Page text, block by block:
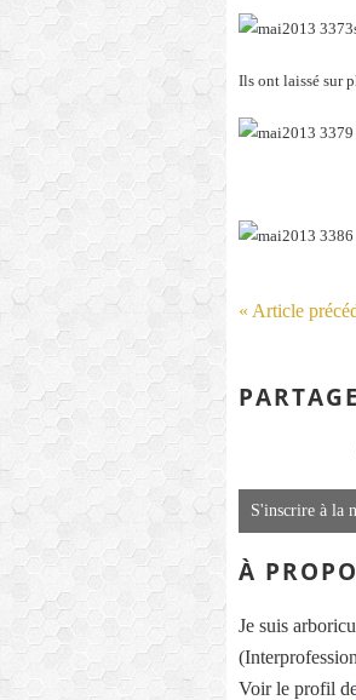
Ils ont laissé sur
« Article
S'inscrire à la
À
Je suis
Voir le profil